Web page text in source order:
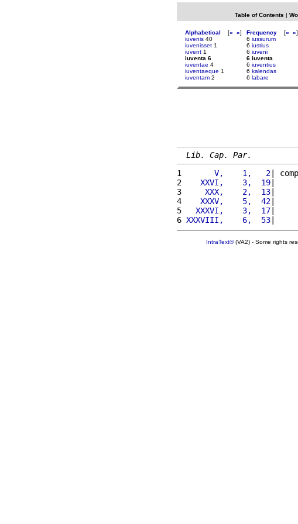
Table of Contents |
Alphabetical [« »]
iuvenis 40
iuvenisset 1
iuvent 1
iuventa 6
iuventae 4
iuventaeque 1
iuventam 2
Frequency [« »]
6 iussurum
6 iustius
6 iuveni
6 iuventa
6 iuventius
6 kalendas
6 labare
Lib. Cap. Par.
1
      V,    1,   2
|
2
   XXVI,    3,  19
|
3
    XXX,    2,  13
|
4
   XXXV,    5,  42
|
5
  XXXVI,    3,  17
6 XXXVIII,    6,  53|
IntraText®(VA2) - Some rights